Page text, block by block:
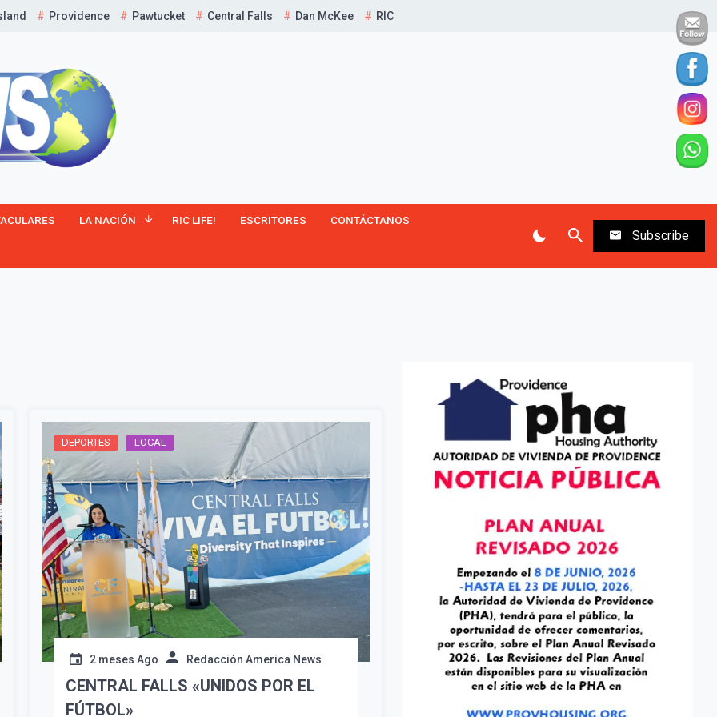
Providence Pawtucket Central Falls Dan McKee RIC
LA NACIÓN RIC LIFE! ESCRITORES CONTÁCTANOS
Subscribe
¡Suscríbete y Vive la
Experiencia!
Suscribír
DEPORTES LOCAL
2 meses Ago Redacción America News
CENTRAL FALLS «UNIDOS POR EL
FÚTBOL»